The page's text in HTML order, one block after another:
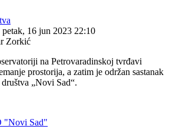
16 jun 2023 22:10
Zorkić
na Petrovaradinskoj tvrđavi
prostorija, a zatim je održan sastanak
„Novi Sad“.
"Novi Sad"